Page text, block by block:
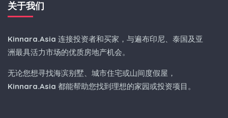
关于我们
Kinnara.Asia 连接投资者和买家，与遍布印尼、泰国及亚
洲最具活力市场的优质房地产机会。
无论您想寻找海滨别墅、城市住宅或山间度假屋，
Kinnara.Asia 都能帮助您找到理想的家园或投资项目。